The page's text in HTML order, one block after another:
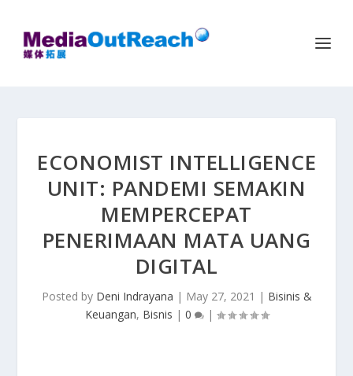
ECONOMIST INTELLIGENCE
UNIT: PANDEMI SEMAKIN
MEMPERCEPAT
PENERIMAAN MATA UANG
DIGITAL
Posted by Deni Indrayana | May 27, 2021 | Bisinis &
Keuangan, Bisnis | 0 |